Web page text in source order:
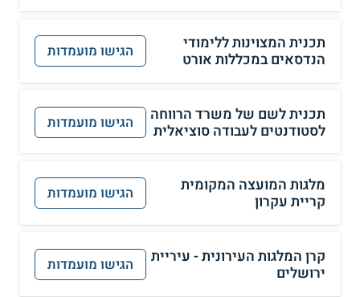
תכנית המצוינות ללימודי
הנדסאים במכללות אורט
הגישו מועמדות
תכנית לשם של משרד הרווחה
לסטודנטים לעבודה סוציאלית
הגישו מועמדות
מלגות המועצה המקומית
קריית עקרון
הגישו מועמדות
קרן המלגות העירונית - עיריית
ירושלים
הגישו מועמדות